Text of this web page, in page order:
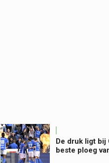
De druk ligt bij
beste ploeg